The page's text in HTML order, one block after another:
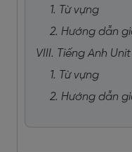
1. Từ vựng
2. Hướng dẫn
VIII. Tiếng Anh
1. Từ vựng
2. Hướng dẫn